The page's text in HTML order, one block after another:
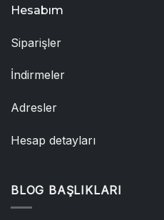
Hesabım
Siparişler
İndirmeler
Adresler
Hesap detayları
BLOG BAŞLIKLARI